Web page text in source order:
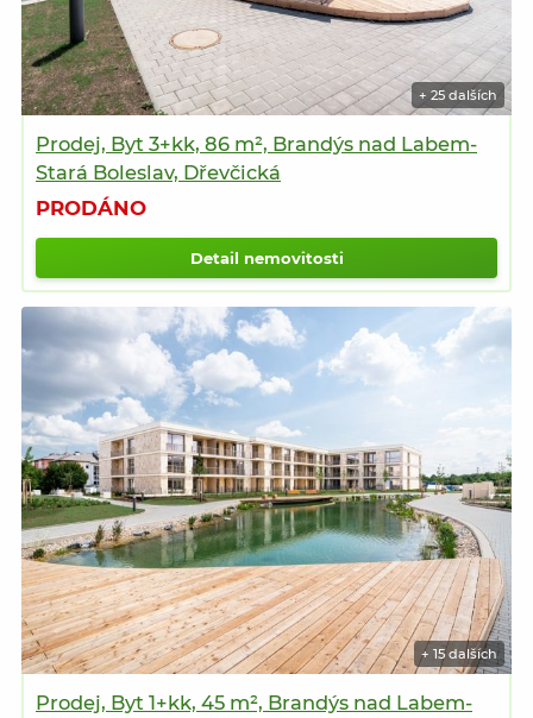
+ 25 dalších
Prodej, Byt 3+kk, 86 m², Brandýs nad Labem-
Stará Boleslav, Dřevčická
PRODÁNO
Detail nemovitosti
+ 15 dalších
Prodej, Byt 1+kk, 45 m², Brandýs nad Labem-